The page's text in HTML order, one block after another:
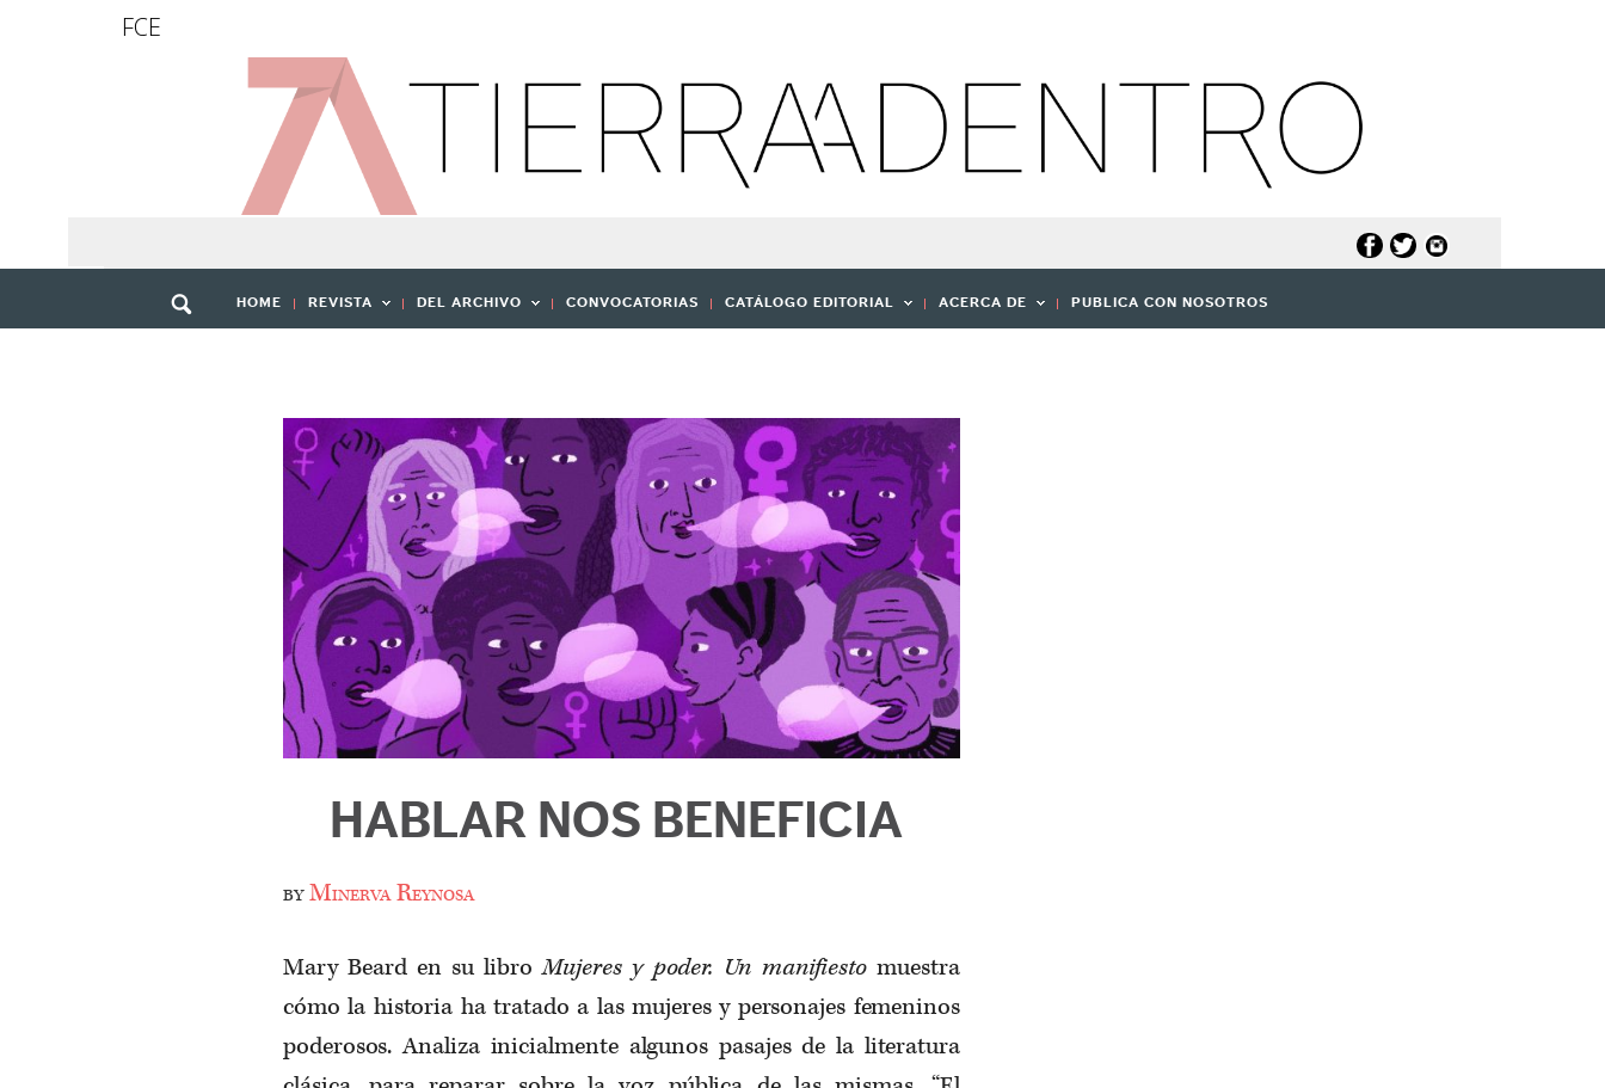
FCE
HOME REVISTA DEL ARCHIVO CONVOCATORIAS CATÁLOGO EDITORIAL ACERCA DE PUBLICA CON NOSOTROS
HABLAR NOS BENEFICIA
byMinerva Reynosa
Mary Beard en su libroMujeres y poder. Un manifiesto muestra
cómo la historia ha tratado a las mujeres y personajes femeninos
poderosos. Analiza inicialmente algunos pasajes de la literatura